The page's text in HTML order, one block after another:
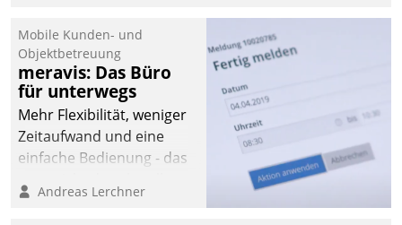
und Beschwerde-Management einen eigenen Kanal
ein.
Mobile Kunden- und
Objektbetreuung
meravis: Das Büro
für unterwegs
Mehr Flexibilität, weniger
Zeitaufwand und eine
einfache Bedienung - das
Cockpit für mobile
Andreas Lerchner